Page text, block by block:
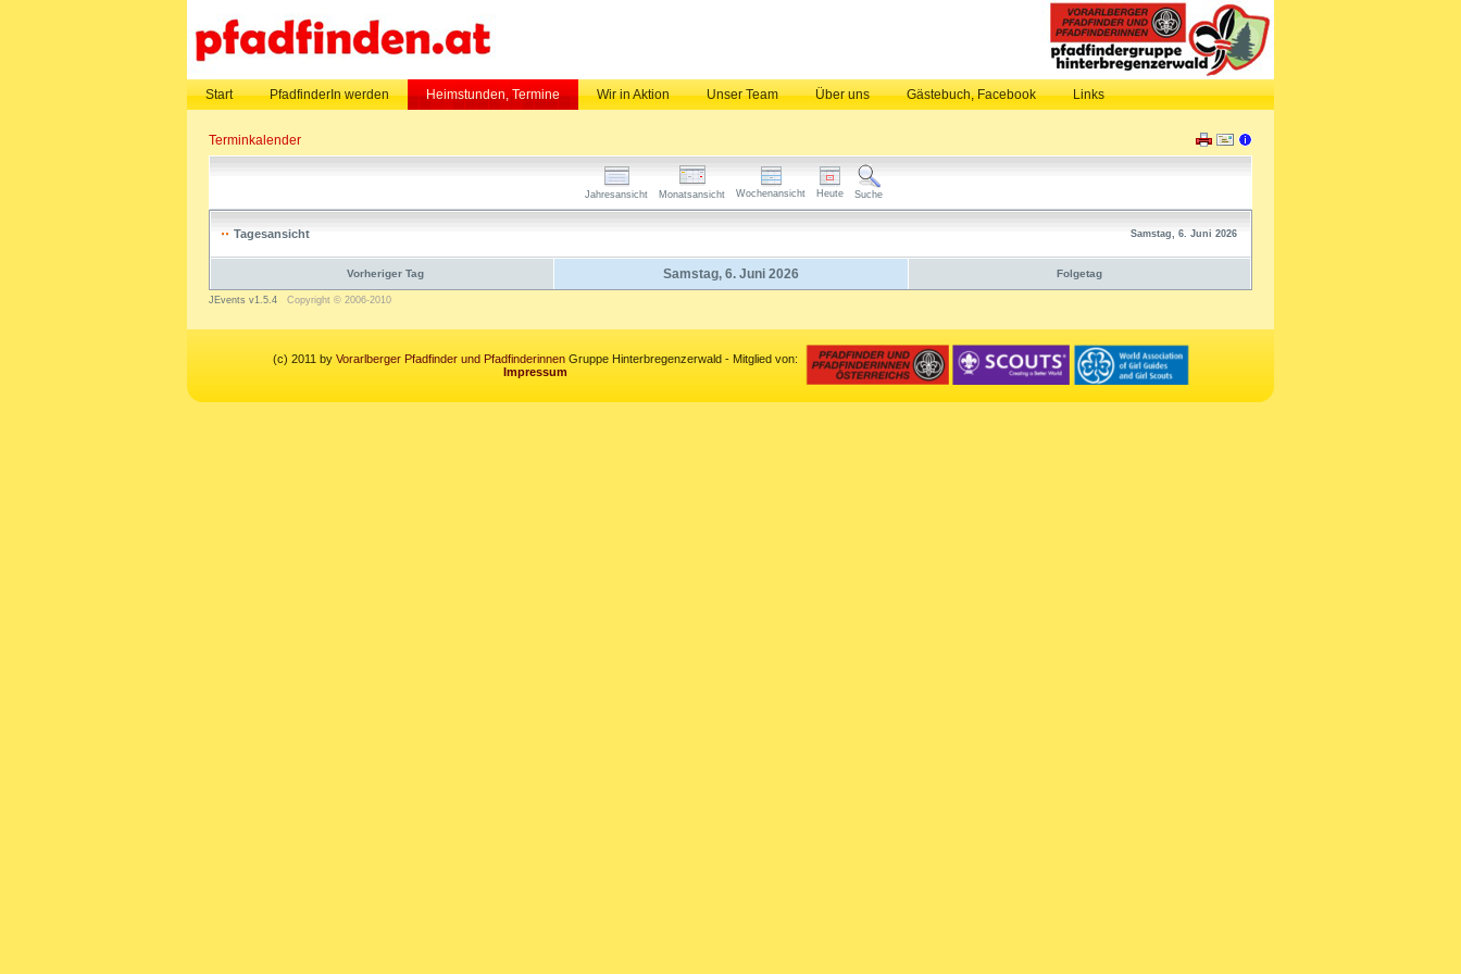
Start PfadfinderIn werden Heimstunden, Termine Wir in Aktion Unser Team Über uns Gästebuch, Facebook Links
Terminkalender
Jahresansicht Monatsansicht Wochenansicht Heute Suche
Tagesansicht Samstag, 6. Juni 2026
Vorheriger Tag Samstag, 6. Juni 2026 Folgetag
JEvents v1.5.4 Copyright © 2006-2010
(c) 2011 by Vorarlberger Pfadfinder und PfadfinderinnenGruppe Hinterbregenzerwald - Mitglied von:
Impressum